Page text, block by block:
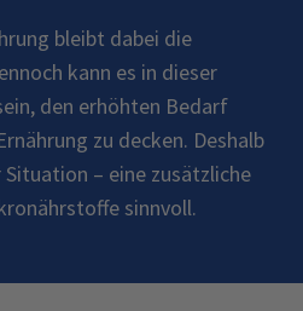
bleibt dabei die
kann es in dieser
den erhöhten Bedarf
zu decken. Deshalb
– eine zusätzliche
sinnvoll.